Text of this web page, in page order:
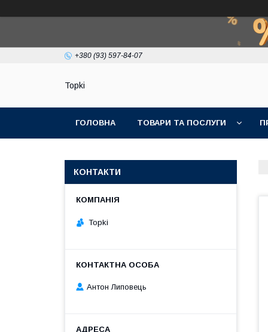
+380 (93) 597-84-07
Topki
ГОЛОВНА ТОВАРИ ТА ПОСЛУГИ
КОНТАКТИ
Topki
Антон Липовець